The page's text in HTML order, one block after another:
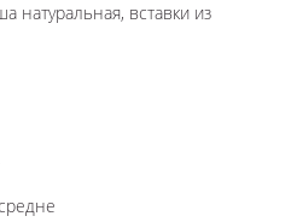
натуральная, вставки из